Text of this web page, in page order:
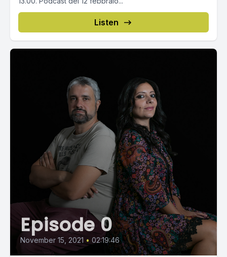
Listen
Episode 0
November 15, 2021 • 02:19:46